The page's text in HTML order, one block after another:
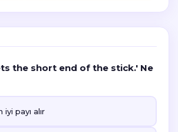
the short end of the stick.' Ne
payı alır